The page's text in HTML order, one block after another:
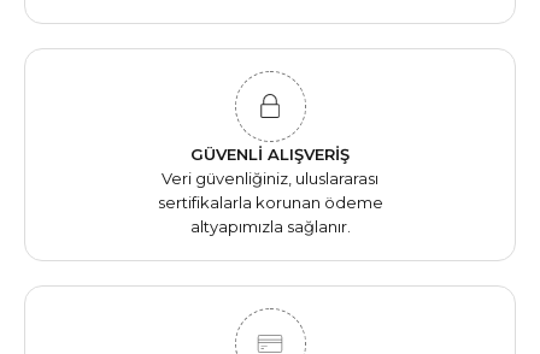
GÜVENLİ ALIŞVERİŞ
Veri güvenliğiniz, uluslararası
sertifikalarla korunan ödeme
altyapımızla sağlanır.